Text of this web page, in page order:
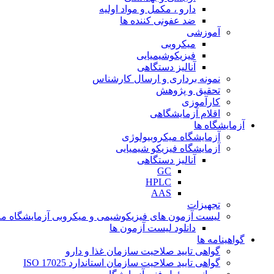
دارو ، مکمل و مواد اولیه
ضد عفونی کننده ها
آموزشی
میکروبی
فیزیکوشیمیایی
آنالیز دستگاهی
نمونه برداری و ارسال کارشناس
تحقیق و پژوهش
کارآموزی
اقلام آزمایشگاهی
آزمایشگاه ها
آزمایشگاه میکروبیولوژی
آزمایشگاه فیزیکو شیمیایی
آنالیز دستگاهی
GC
HPLC
AAS
تجهیزات
لیست آزمون های فیزیکوشیمی و میکروبی آزمایشگاه
دانلود لیست آزمون ها
گواهینامه ها
گواهی تایید صلاحیت سازمان غذا و دارو
گواهی تایید صلاحیت سازمان استاندارد ISO 17025